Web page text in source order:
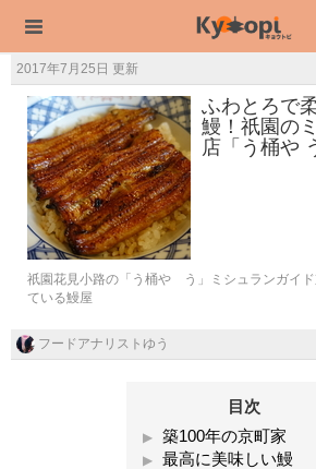
2017年7月25日 更新
ふわとろで
鰻！祇園の
店「う桶や
祇園花見小路の「う桶や う」ミシュランガイ
ている鰻屋
フードアナリストゆう
目次
築100年の京町家
最高に美味しい鰻